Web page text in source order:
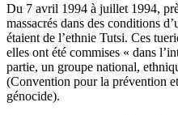
Du 7 avril 1994 à juillet 1994,
massacrés dans des conditions
étaient de l’ethnie Tutsi. Ces
elles ont été commises « dans
partie, un groupe national,
(Convention pour la prévention
génocide).